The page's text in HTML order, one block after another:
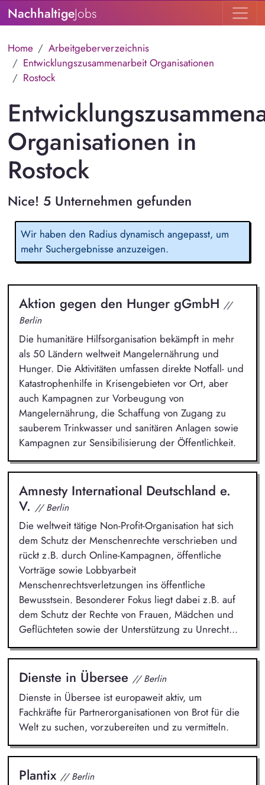
NachhaltigeJobs
Home
Arbeitgeberverzeichnis
Entwicklungszusammenarbeit Organisationen
Rostock
Organisationen in
Rostock
Nice! 5 Unternehmen gefunden
Wir haben den Radius dynamisch angepasst, um
mehr Suchergebnisse anzuzeigen.
Aktion gegen den Hunger gGmbH //
Berlin
Die humanitäre Hilfsorganisation bekämpft in mehr
als 50 Ländern weltweit Mangelernährung und
Hunger. Die Aktivitäten umfassen direkte Notfall- und
Katastrophenhilfe in Krisengebieten vor Ort, aber
auch Kampagnen zur Vorbeugung von
Mangelernährung, die Schaffung von Zugang zu
sauberem Trinkwasser und sanitären Anlagen sowie
Kampagnen zur Sensibilisierung der Öffentlichkeit.
Amnesty International Deutschland e.
V. // Berlin
Die weltweit tätige Non-Profit-Organisation hat sich
dem Schutz der Menschenrechte verschrieben und
rückt z.B. durch Online-Kampagnen, öffentliche
Vorträge sowie Lobbyarbeit
Menschenrechtsverletzungen ins öffentliche
Bewusstsein. Besonderer Fokus liegt dabei z.B. auf
dem Schutz der Rechte von Frauen, Mädchen und
Geflüchteten sowie der Unterstützung zu Unrecht...
Dienste in Übersee // Berlin
Dienste in Übersee ist europaweit aktiv, um
Fachkräfte für Partnerorganisationen von Brot für die
Welt zu suchen, vorzubereiten und zu vermitteln.
Plantix // Berlin